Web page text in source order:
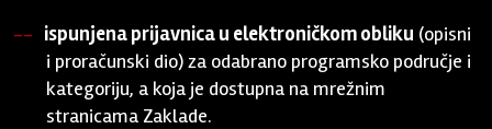
ispunjena prijavnica u elektroničkom obliku (opisni
i proračunski dio) za odabrano programsko područje i
kategoriju, a koja je dostupna na mrežnim
stranicama Zaklade.